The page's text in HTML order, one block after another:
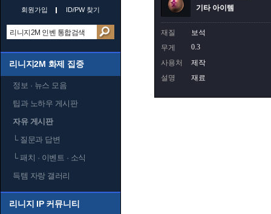
회원가입 ID/PW 찾기
리니지2M 화제 집중
정보 · 뉴스 모음
팁과 노하우 게시판
자유 게시판
└질문과 답변
└패치 · 이벤트 · 소식
득템 자랑 갤러리
리니지 IP 커뮤니티
기타 아이템
재질
보석
무게
0.3
사용처
제작
설명
재료